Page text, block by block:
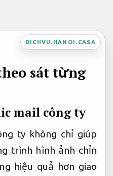
DICHVU.HANOI.CASA
sát từng
mail công ty
ty không chỉ giúp
trình hình ảnh chỉn
hiệu quả hơn giao